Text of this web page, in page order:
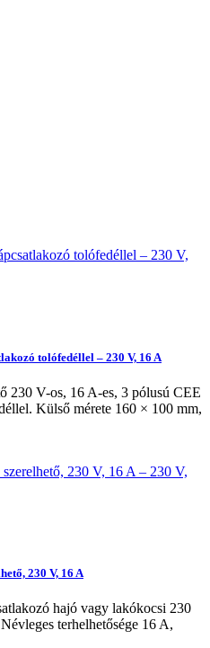
tolófedéllel – 230 V, 16 A
230 V-os, 16 A-es, 3 pólusú CEE
Külső mérete 160 × 100 mm,
230 V, 16 A
hajó vagy lakókocsi 230
terhelhetősége 16 A,